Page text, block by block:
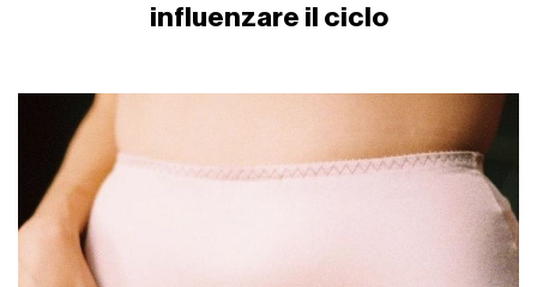
influenzare il ciclo